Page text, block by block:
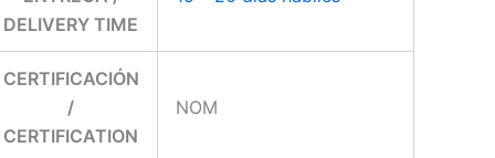
DELIVERY TIME
CERTIFICACIÓN
/
CERTIFICATION
NOM